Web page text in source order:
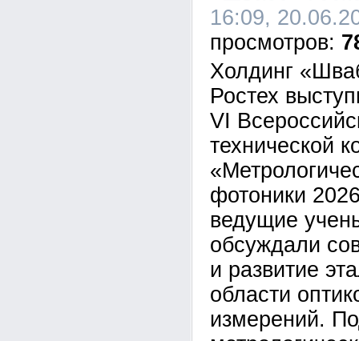
16:09,
Холдинг
Ростех
VI
технической
фотоники
ведущие
обсуждали
и развитие
области
измерений.